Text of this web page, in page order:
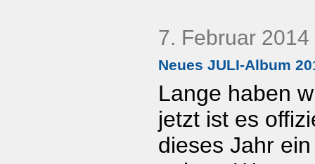
7. Februar 2014
Neues JULI-Album
Lange haben
jetzt ist es
dieses Jahr